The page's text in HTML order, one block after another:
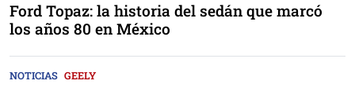
Ford Topaz: la historia del sedán que marcó
los años 80 en México
NOTICIAS GEELY